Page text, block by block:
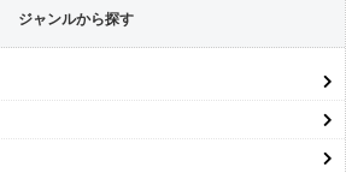
ジャンルから探す